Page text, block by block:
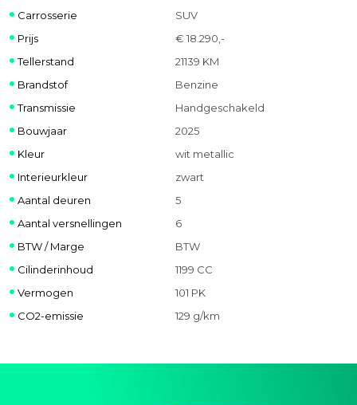
Carrosserie
SUV
Prijs
€ 18.290,-
Tellerstand
21139 KM
Brandstof
Benzine
Transmissie
Handgeschakeld
Bouwjaar
2025
Kleur
wit metallic
Interieurkleur
zwart
Aantal deuren
5
Aantal versnellingen
6
BTW / Marge
BTW
Cilinderinhoud
1199 CC
Vermogen
101 PK
CO2-emissie
129 g/km